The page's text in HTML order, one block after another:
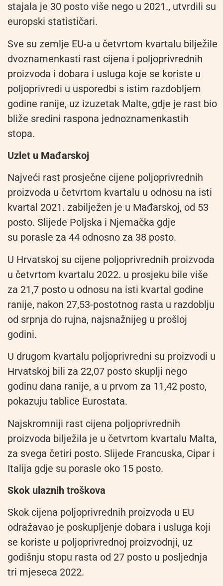
stajala je 30 posto više nego u 2021., utvrdili su
europski statističari.
Sve su zemlje EU-a u četvrtom kvartalu bilježile
dvoznamenkasti rast cijena i poljoprivrednih
proizvoda i dobara i usluga koje se koriste u
poljoprivredi u usporedbi s istim razdobljem
godine ranije, uz izuzetak Malte, gdje je rast bio
bliže sredini raspona jednoznamenkastih
stopa.
Uzlet u Mađarskoj
Najveći rast prosječne cijene poljoprivrednih
proizvoda u četvrtom kvartalu u odnosu na isti
kvartal 2021. zabilježen je u Mađarskoj, od 53
posto. Slijede Poljska i Njemačka gdje
su porasle za 44 odnosno za 38 posto.
U Hrvatskoj su cijene poljoprivrednih proizvoda
u četvrtom kvartalu 2022. u prosjeku bile više
za 21,7 posto u odnosu na isti kvartal godine
ranije, nakon 27,53-postotnog rasta u razdoblju
od srpnja do rujna, najsnažnijeg u prošloj
godini.
U drugom kvartalu poljoprivredni su proizvodi u
Hrvatskoj bili za 22,07 posto skuplji nego
godinu dana ranije, a u prvom za 11,42 posto,
pokazuju tablice Eurostata.
Najskromniji rast cijena poljoprivrednih
proizvoda bilježila je u četvrtom kvartalu Malta,
za svega četiri posto. Slijede Francuska, Cipar i
Italija gdje su porasle oko 15 posto.
Skok ulaznih troškova
Skok cijena poljoprivrednih proizvoda u EU
odražavao je poskupljenje dobara i usluga koji
se koriste u poljoprivrednoj proizvodnji, uz
godišnju stopu rasta od 27 posto u posljednja
tri mjeseca 2022.